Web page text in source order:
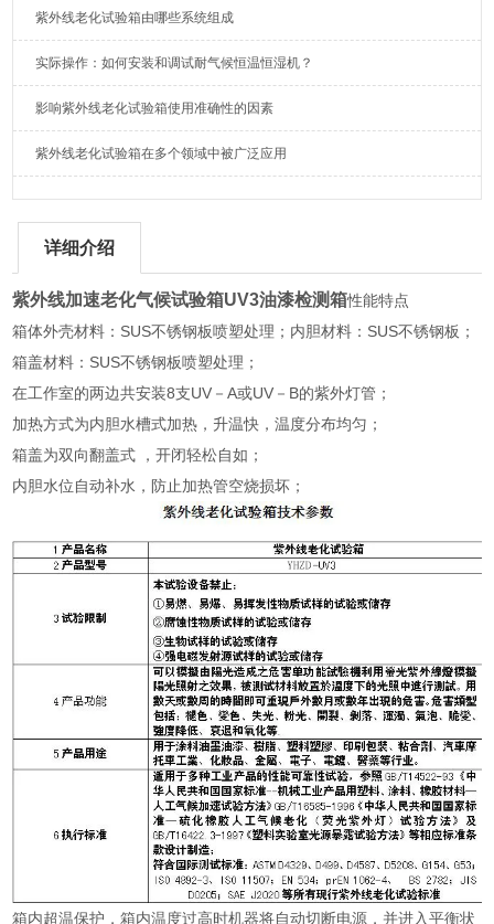
紫外线老化试验箱由哪些系统组成
实际操作：如何安装和调试耐气候恒温恒湿机？
影响紫外线老化试验箱使用准确性的因素
紫外线老化试验箱在多个领域中被广泛应用
详细介绍
紫外线加速老化气候试验箱UV3油漆检测箱性能特点
箱体外壳材料：SUS不锈钢板喷塑处理；内胆材料：SUS不锈钢板；
箱盖材料：SUS不锈钢板喷塑处理；
在工作室的两边共安装8支UV－A或UV－B的紫外灯管；
加热方式为内胆水槽式加热，升温快，温度分布均匀；
箱盖为双向翻盖式 ，开闭轻松自如；
内胆水位自动补水，防止加热管空烧损坏；
箱内超温保护，箱内温度过高时机器将自动切断电源，并进入平衡状